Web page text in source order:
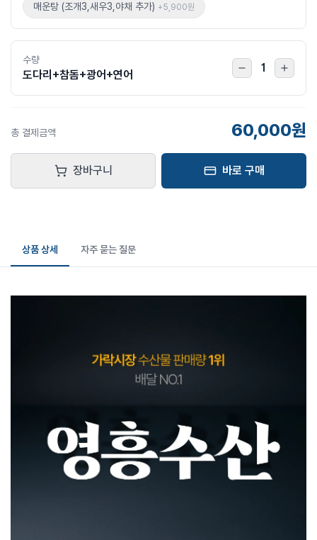
매운탕 (조개3,새우3,야채 추가) +5,900원
수량
도다리+참돔+광어+연어
1
총 결제금액 60,000원
장바구니 바로 구매
상품 상세 자주 묻는 질문